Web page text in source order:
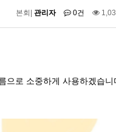
본회| 관리자 0건
으로 소중하게 사용하겠습니